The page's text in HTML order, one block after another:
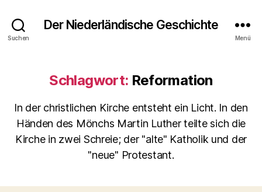
Suchen
Der Niederländische Geschichte
Menü
Schlagwort: Reformation
In der christlichen Kirche entsteht ein Licht. In den
Händen des Mönchs Martin Luther teilte sich die
Kirche in zwei Schreie; der "alte" Katholik und der
"neue" Protestant.